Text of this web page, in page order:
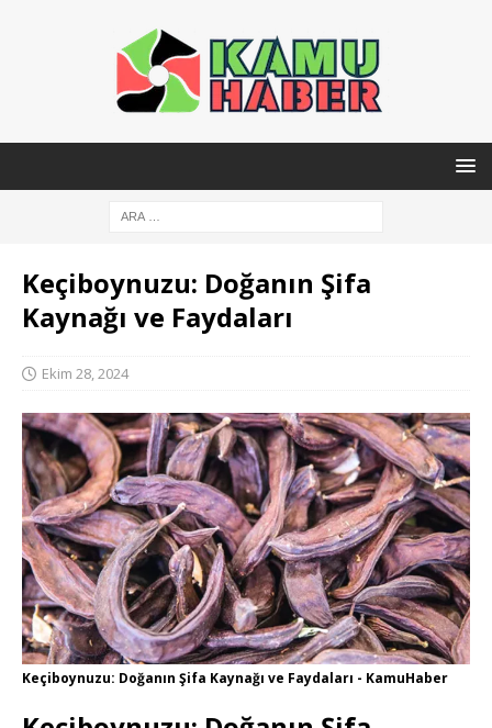
Keçiboynuzu: Doğanın Şifa
Kaynağı ve Faydaları
Ekim 28, 2024
Keçiboynuzu: Doğanın Şifa Kaynağı ve Faydaları - KamuHaber